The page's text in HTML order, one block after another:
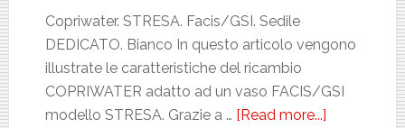
Copriwater. STRESA. Facis/GSI. Sedile
DEDICATO. Bianco In questo articolo vengono
illustrate le caratteristiche del ricambio
COPRIWATER adatto ad un vaso FACIS/GSI
modello STRESA. Grazie a … [Read more...]